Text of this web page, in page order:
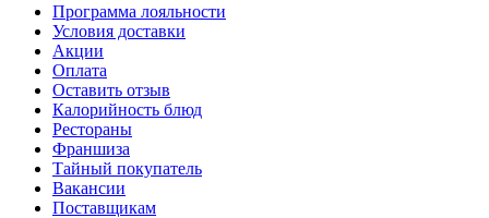
Программа лояльности
Условия доставки
Акции
Оплата
Оставить отзыв
Калорийность блюд
Рестораны
Франшиза
Тайный покупатель
Вакансии
Поставщикам